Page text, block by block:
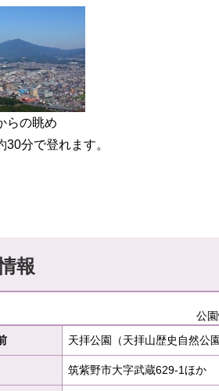
らの眺め
30分で登れます。
報
公
天拝公園（天拝山歴史自然公
筑紫野市大字武蔵629-1ほか